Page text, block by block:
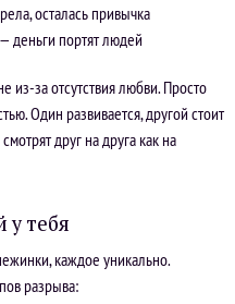
осталась привычка
портят людей
из-за отсутствия любви. Просто
Один развивается, другой стоит
друг на друга как на
у тебя
каждое уникально.
разрыва: